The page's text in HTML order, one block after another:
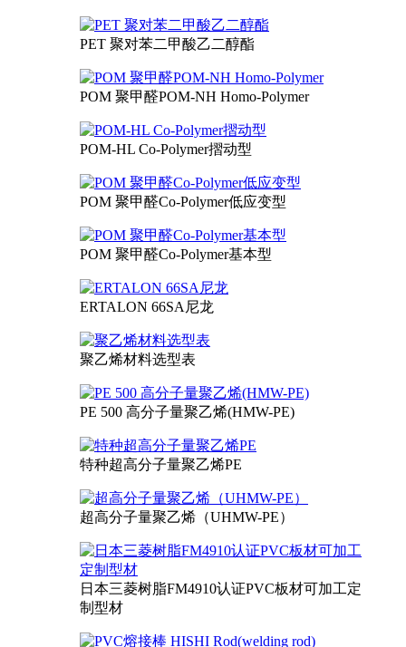
PET 聚对苯二甲酸乙二醇酯
POM 聚甲醛POM-NH Homo-Polymer
POM-HL Co-Polymer摺动型
POM 聚甲醛Co-Polymer低应变型
POM 聚甲醛Co-Polymer基本型
ERTALON 66SA尼龙
聚乙烯材料选型表
PE 500 高分子量聚乙烯(HMW-PE)
特种超高分子量聚乙烯PE
超高分子量聚乙烯（UHMW-PE）
日本三菱树脂FM4910认证PVC板材可加工定
制型材